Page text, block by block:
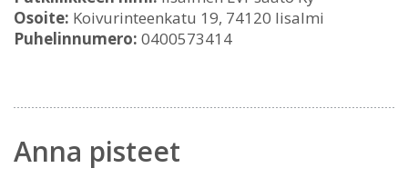
Osoite: Koivurinteenkatu 19, 74120 Iisalmi
Puhelinnumero: 0400573414
Anna pisteet